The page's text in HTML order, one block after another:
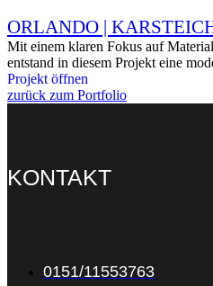
ORLANDO |
Mit einem klaren Fokus auf
entstand in diesem Projekt eine
Projekt öffnen
zurück zum Portfolio
KONTAKT
0151/11553763